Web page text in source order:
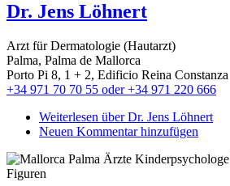
Dr. Jens Löhnert
Arzt für Dermatologie (Hautarzt)
Palma, Palma de Mallorca
Porto Pi 8, 1 + 2, Edificio Reina Constanza
+34 971 70 70 55 oder +34 971 220 666
Weiterlesen über Dr. Jens Löhnert
Neuen Kommentar hinzufügen